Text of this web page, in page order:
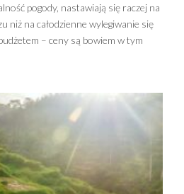
pogody, nastawiają się raczej na
niż na całodzienne wylegiwanie się
– ceny są bowiem w tym